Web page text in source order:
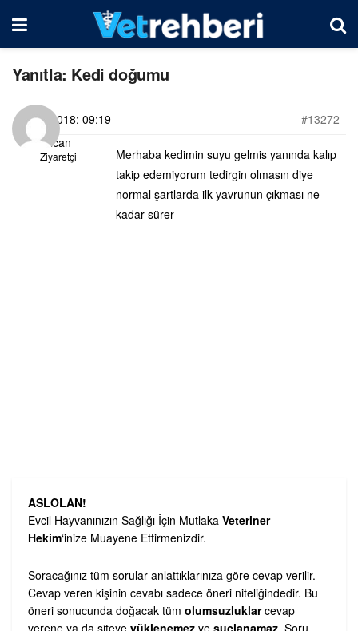
Yanıtla: Kedi doğumu
14/10/2018: 09:19
#13272
Gülcan
Ziyaretçi
Merhaba kedimin suyu gelmis yanında kalıp
takip edemiyorum tedirgin olmasın diye
normal şartlarda ilk yavrunun çıkması ne
kadar sürer
ASLOLAN!
Evcil Hayvanınızın Sağlığı İçin Mutlaka Veteriner
Hekim‘inize Muayene Ettirmenizdir.
Soracağınız tüm sorular anlattıklarınıza göre cevap verilir.
Cevap veren kişinin cevabı sadece öneri niteliğindedir. Bu
öneri sonucunda doğacak tüm olumsuzluklarcevap
verene ya da siteye yüklenemez ve suçlanamaz. Soru